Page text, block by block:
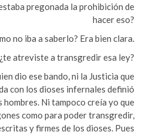
pregonada la prohibición de
hacer eso?
no iba a saberlo? Era bien clara.
atreviste a transgredir esa ley?
dio ese bando, ni la Justicia que
con los dioses infernales definió
Ni tampoco creía yo que
como para poder transgredir,
y firmes de los dioses. Pues